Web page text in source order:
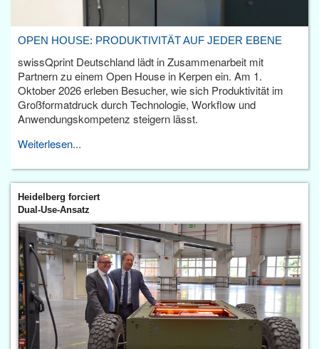
OPEN HOUSE: PRODUKTIVITÄT AUF JEDER EBENE
swissQprint Deutschland lädt in Zusammenarbeit mit
Partnern zu einem Open House in Kerpen ein. Am 1.
Oktober 2026 erleben Besucher, wie sich Produktivität im
Großformatdruck durch Technologie, Workflow und
Anwendungskompetenz steigern lässt.
Weiterlesen...
Heidelberg forciert
Dual-Use-Ansatz